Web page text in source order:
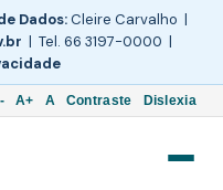
Dados:Cleire Carvalho |
| Tel. 66 3197-0000 |
A+ A Contraste Dislexia